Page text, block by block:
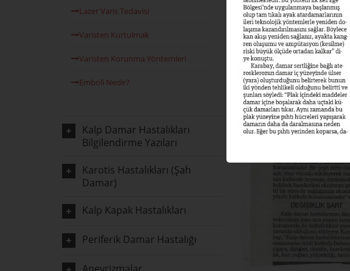
Lazer Varis Tedavisi
Varisten Kurtulmak
Varisten Korunma Yöntemleri
Emboli Nedir?
Kalp Damar Hastalıkları
Bilgilendirme Yazıları
Karotis Hastalıkları (Şah
Damar)
Kalp Kapak Hastalıkları
Periferik Damar Hastalığı